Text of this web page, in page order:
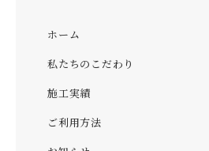
ホーム
私たちのこだわり
施工実績
ご利用方法